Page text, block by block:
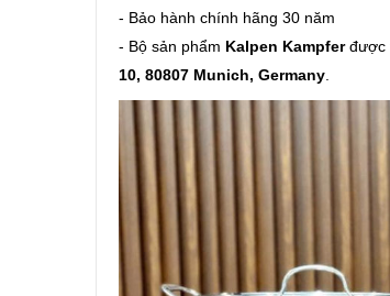
- Bảo hành chính hãng 30 năm
- Bộ sản phẩm Kalpen Kampferđược
10, 80807 Munich, Germany